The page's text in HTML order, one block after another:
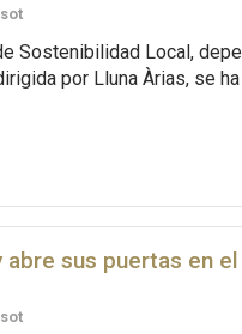
Sostenibilidad Local,
por Lluna Àrias, se ha
abre sus puertas en